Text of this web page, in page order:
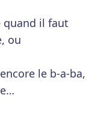
quand il faut
ou
le b-a-ba,